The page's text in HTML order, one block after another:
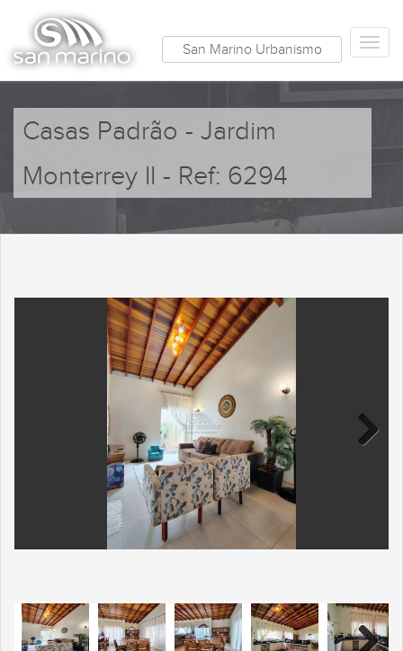
San Marino Urbanismo
Casas Padrão - Jardim
Monterrey II - Ref: 6294